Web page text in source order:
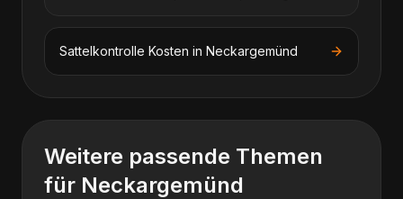
Sattelkontrolle Kosten in Neckargemünd
Weitere passende Themen
für Neckargemünd